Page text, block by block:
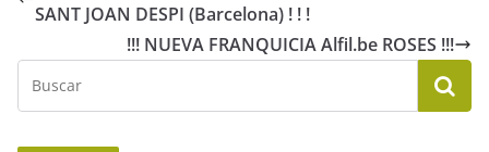
SANT JOAN DESPI (Barcelona) ! ! !
!!! NUEVA FRANQUICIA Alfil.be ROSES !!!